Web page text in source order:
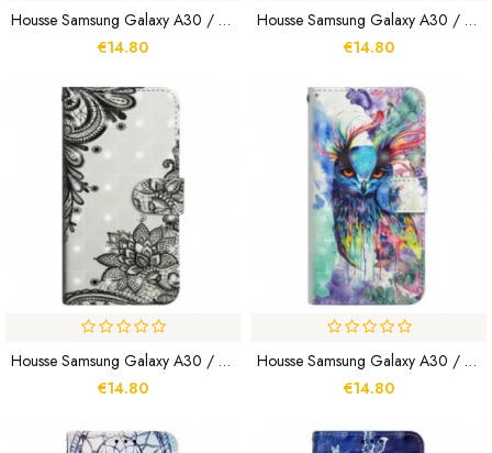
Housse Samsung Galaxy A30 / A20 Love My Dog À Lanière
€14.80
Housse Samsung Galaxy A30 / A20 Arbre Rose
€14.80
Housse Samsung Galaxy A30 / A20 Chic Dentelle
€14.80
Housse Samsung Galaxy A30 / A20 Oiseau Aquarelle
€14.80